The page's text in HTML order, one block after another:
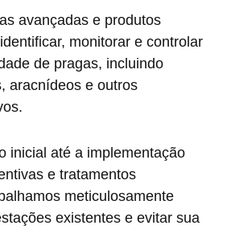
avançadas e produtos
monitorar e controlar
de pragas, incluindo
aracnídeos e outros
inicial até a implementação
e tratamentos
meticulosamente
existentes e evitar sua